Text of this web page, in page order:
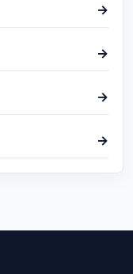
→
→
→
→